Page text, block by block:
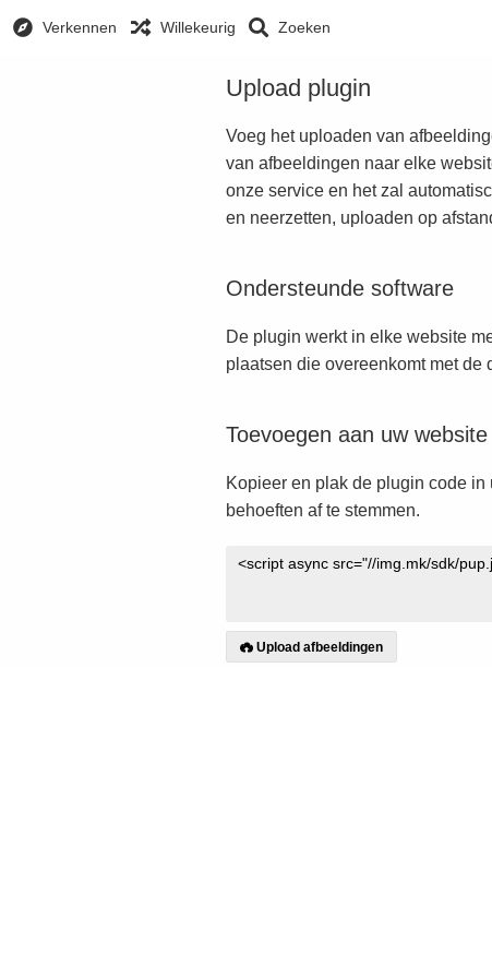
Verkennen Willekeurig Zoeken
Upload plugin
Voeg het uploaden van
van afbeeldingen naar elke
onze service en het zal
en neerzetten, uploaden op
Ondersteunde software
De plugin werkt in elke website
plaatsen die overeenkomt met
Toevoegen aan uw website
Kopieer en plak de plugin code
behoeften af te stemmen.
Upload afbeeldingen